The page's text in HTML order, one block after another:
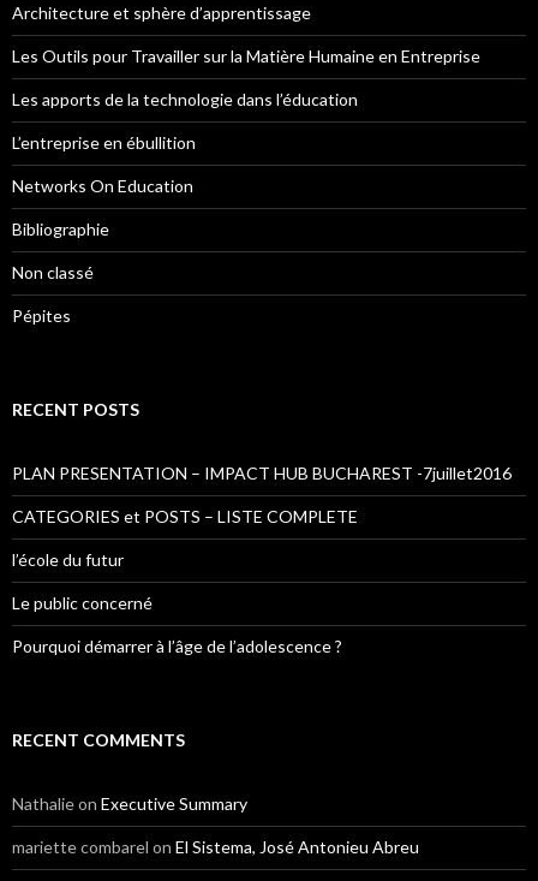
Architecture et sphère d’apprentissage
Les Outils pour Travailler sur la Matière Humaine en Entreprise
Les apports de la technologie dans l’éducation
L’entreprise en ébullition
Networks On Education
Bibliographie
Non classé
Pépites
RECENT POSTS
PLAN PRESENTATION – IMPACT HUB BUCHAREST -7juillet2016
CATEGORIES et POSTS – LISTE COMPLETE
l’école du futur
Le public concerné
Pourquoi démarrer à l’âge de l’adolescence ?
RECENT COMMENTS
Nathalieon Executive Summary
mariette combarel on El Sistema, José Antonieu Abreu